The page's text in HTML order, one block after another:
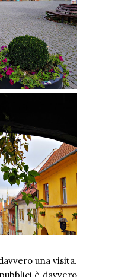
una visita.